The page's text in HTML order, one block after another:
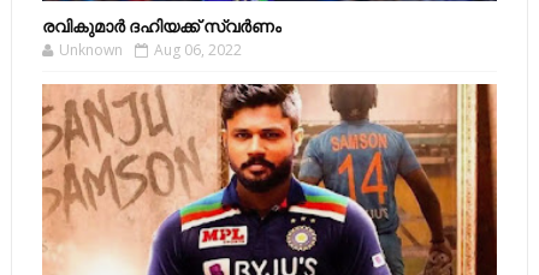
രവികുമാര്‍ ദഹിയക്ക് സ്വര്‍ണം
Unknown Aug 06, 2022